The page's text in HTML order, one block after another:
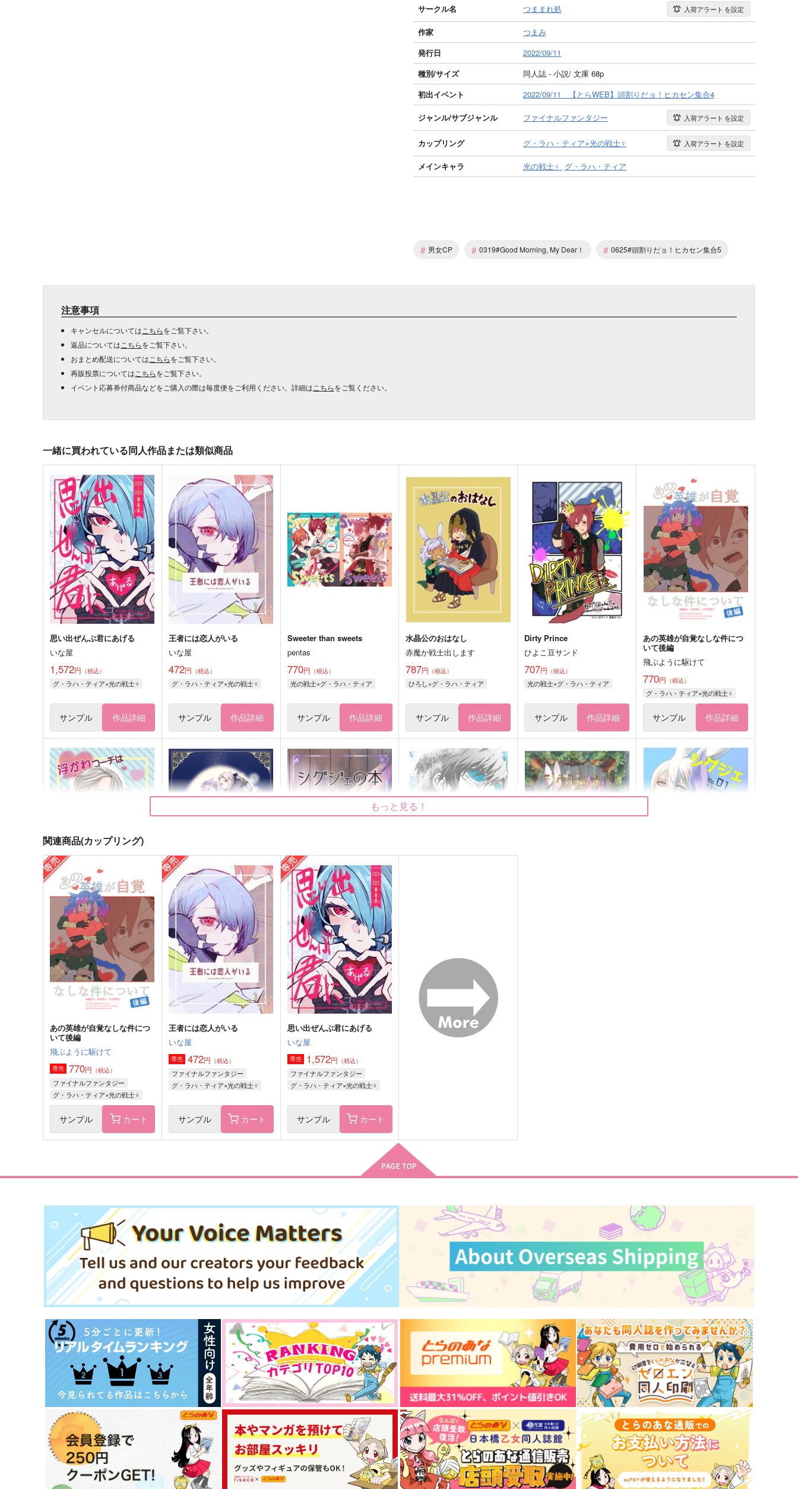
サークル名 つままれ処 入荷アラート を設定
作家
つまみ
発行日
2022/09/11
種別/サイズ
同人誌 - 小説/ 文庫 68p
初出イベント
2022/09/11 【とらWEB】頭割りだョ！ヒカセン集合4
ジャンル/サブジャンル ファイナルファンタジー 入荷アラート を設定
カップリング グ・ラハ・ティア×光の戦士♀ 入荷アラート を設定
メインキャラ 光の戦士♀ グ・ラハ・ティア
# 男女CP # 0319#Good Morning, My Dear！ # 0625#頭割りだョ！ヒカセン集合5
注意事項
キャンセルについては こちらをご覧下さい。
返品については こちらをご覧下さい。
おまとめ配送については こちらをご覧下さい。
再販投票については こちらをご覧下さい。
イベント応募券付商品などをご購入の際は毎度便をご利用ください。詳細は こちらをご覧ください。
一緒に買われている同人作品または類似商品
思い出ぜんぶ君にあげる
いな屋
1,572円 （税込）
グ・ラハ・ティア×光の戦士♀
サンプル 作品詳細
王者には恋人がいる
いな屋
472円 （税込）
グ・ラハ・ティア×光の戦士♀
サンプル 作品詳細
Sweeter than sweets
pentas
770円 （税込）
光の戦士×グ・ラハ・ティア
サンプル 作品詳細
水晶公のおはなし
赤魔か戦士出します
787円 （税込）
ひろし×グ・ラハ・ティア
サンプル 作品詳細
Dirty Prince
ひよこ豆サンド
707円 （税込）
光の戦士×グ・ラハ・ティア
サンプル 作品詳細
あの英雄が自覚なしな件につ
いて後編
飛ぶように駆けて
770円 （税込）
グ・ラハ・ティア×光の戦士♀
サンプル 作品詳細
浮かれコーチははなれずにそ
ばにいたい!!
つまみ
949円 （税込）
ヴィクトル×勝生勇利
サンプル 作品詳細
sign
HAVi
715円 （税込）
ヒュトロダエウス×エメトセルク
サンプル 作品詳細
シグジェの本no.３
俺の胸毛はkira2prizm
880円（税込）
ヴィエラ×ヴィエラ
サンプル 作品詳細 サンプル 作品詳細
（税込）
ヒュトロダエウス×エメトセルク
サンプル 作品詳細
ハンク×コナー
（税込）
冠氷尋×特待生
サンプル 作品詳細
（税込）
五条悟×夏油傑
作品詳細 サンプル 作品詳細
472円
山姥切長義
サンプル 作品詳細
30日後に戻る義勇
m-work
円（税込）
静寂の響き
まぐろメソッド
1,430円（税込）
もっと見る！
関連商品(カップリング)
あの英雄が自覚なしな件につ
いて後編
飛ぶように駆けて
専売 770円 （税込）
ファイナルファンタジー
グ・ラハ・ティア×光の戦士♀
サンプル カート
王者には恋人がいる
いな屋
専売 472円 （税込）
ファイナルファンタジー
グ・ラハ・ティア×光の戦士♀
サンプル カート
思い出ぜんぶ君にあげる
いな屋
専売 1,572円 （税込）
ファイナルファンタジー
グ・ラハ・ティア×光の戦士♀
サンプル カート